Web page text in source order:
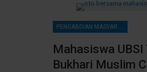
PENGABDIAN MASYARAKAT
Mahasiswa
Bukhari Muslim